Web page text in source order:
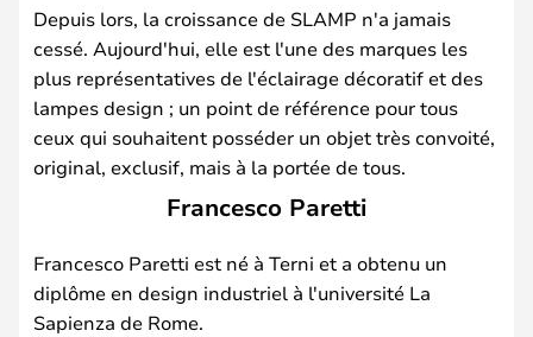
Depuis lors, la croissance de SLAMP n'a jamais
cessé. Aujourd'hui, elle est l'une des marques les
plus représentatives de l'éclairage décoratif et des
lampes design ; un point de référence pour tous
ceux qui souhaitent posséder un objet très convoité,
original, exclusif, mais à la portée de tous.
Francesco Paretti
Francesco Paretti est né à Terni et a obtenu un
diplôme en design industriel à l'université La
Sapienza de Rome.